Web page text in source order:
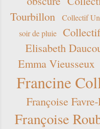
Tourbillon
Collectif
soir de pluie
Elisabeth
Emma Vieusseux
Francine
Françoise
Françoise